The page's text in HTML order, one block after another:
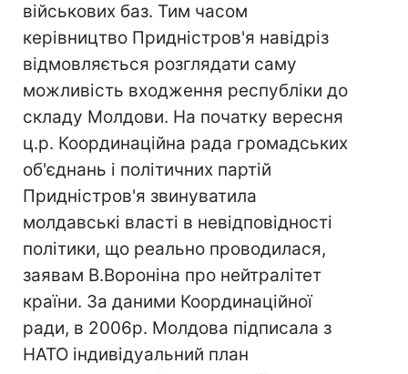
військових баз. Тим часом
керівництво Придністров'я навідріз
відмовляється розглядати саму
можливість входження республіки до
складу Молдови. На початку вересня
ц.р. Координаційна рада громадських
об'єднань і політичних партій
Придністров'я звинуватила
молдавські власті в невідповідності
політики, що реально проводилася,
заявам В.Вороніна про нейтралітет
країни. За даними Координаційної
ради, в 2006р. Молдова підписала з
НАТО індивідуальний план